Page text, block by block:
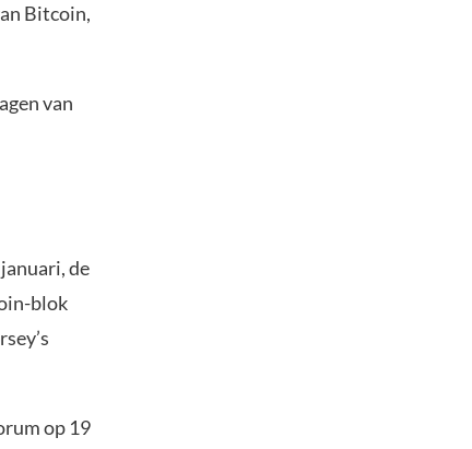
Bitcoin,
van
de
blok
op 19